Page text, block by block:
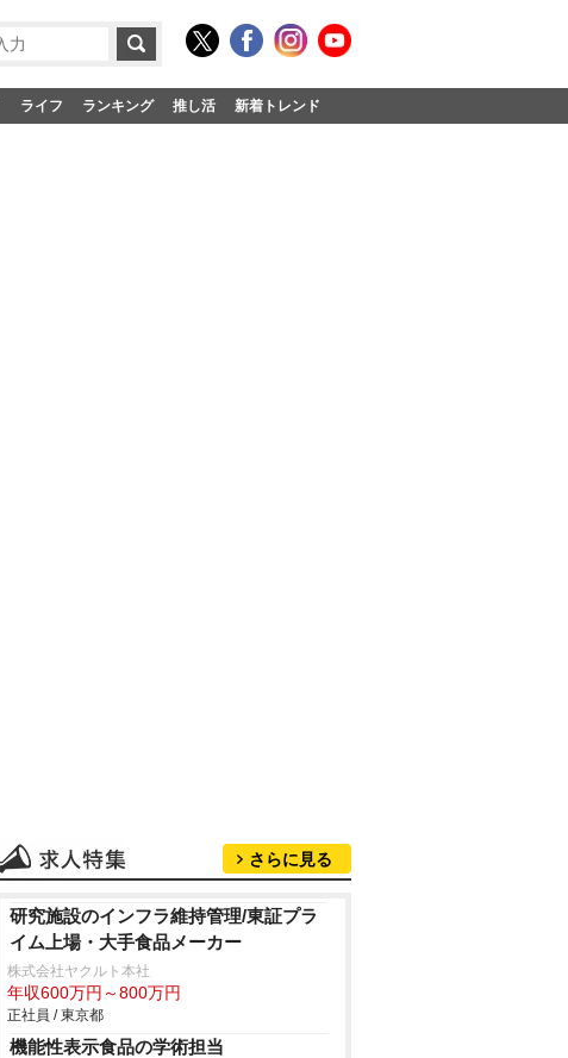
ライフ ランキング 推し活 新着トレンド
さらに見る
研究施設のインフラ維持管理/東証プラ
イム上場・大手食品メーカー
株式会社ヤクルト本社
年収600万円～800万円
正社員 / 東京都
機能性表示食品の学術担当